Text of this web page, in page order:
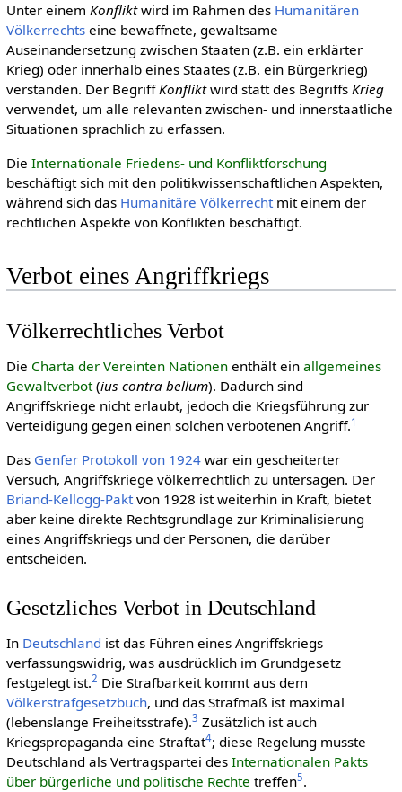
Unter einem Konfliktwird im Rahmen des Humanitären
Völkerrechtseine bewaffnete, gewaltsame
Auseinandersetzung zwischen Staaten (z.B. ein erklärter
Krieg) oder innerhalb eines Staates (z.B. ein Bürgerkrieg)
verstanden. Der BegriffKonfliktwird statt des Begriffs Krieg
verwendet, um alle relevanten zwischen- und innerstaatliche
Situationen sprachlich zu erfassen.
Die Internationale Friedens- und Konfliktforschung
beschäftigt sich mit den politikwissenschaftlichen Aspekten,
während sich das Humanitäre Völkerrechtmit einem der
rechtlichen Aspekte von Konflikten beschäftigt.
Verbot eines Angriffkriegs
Völkerrechtliches Verbot
Die Charta der Vereinten Nationenenthält ein allgemeines
Gewaltverbot(ius contra bellum). Dadurch sind
Angriffskriege nicht erlaubt, jedoch die Kriegsführung zur
Verteidigung gegen einen solchen verbotenen Angriff.1
Das Genfer Protokoll von 1924war ein gescheiterter
Versuch, Angriffskriege völkerrechtlich zu untersagen. Der
Briand-Kellogg-Paktvon 1928 ist weiterhin in Kraft, bietet
aber keine direkte Rechtsgrundlage zur Kriminalisierung
eines Angriffskriegs und der Personen, die darüber
entscheiden.
Gesetzliches Verbot in Deutschland
In Deutschland ist das Führen eines Angriffskriegs
verfassungswidrig, was ausdrücklich im Grundgesetz
festgelegt ist.2 Die Strafbarkeit kommt aus dem
Völkerstrafgesetzbuch, und das Strafmaß ist maximal
(lebenslange Freiheitsstrafe).3 Zusätzlich ist auch
Kriegspropaganda eine Straftat4; diese Regelung musste
Deutschland als Vertragspartei des Internationalen Pakts
über bürgerliche und politische Rechte treffen5.